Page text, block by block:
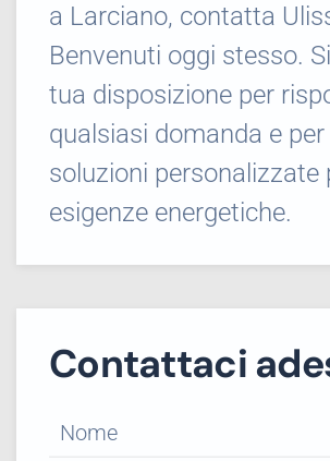
a Larciano, contatta
Benvenuti oggi stesso.
tua disposizione per
qualsiasi domanda e
soluzioni personalizzate
esigenze energetiche.
Contattaci